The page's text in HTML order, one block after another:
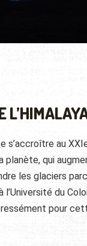
s’accroître au
planète, qui
les glaciers
du
pour